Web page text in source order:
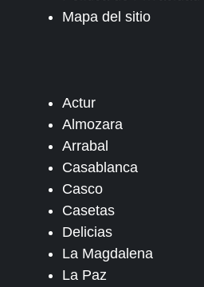
Mapa del sitio
Actur
Almozara
Arrabal
Casablanca
Casco
Casetas
Delicias
La Magdalena
La Paz